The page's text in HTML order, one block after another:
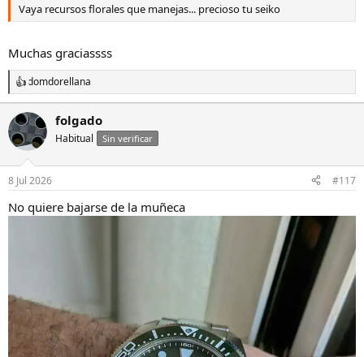
Vaya recursos florales que manejas... precioso tu seiko
Muchas graciassss
R
e
a
c
c
o
n
e
s
:
domdorellana
folgado
Habitual Sin verificar
8 Jul 2026 #117
No quiere bajarse de la muñeca